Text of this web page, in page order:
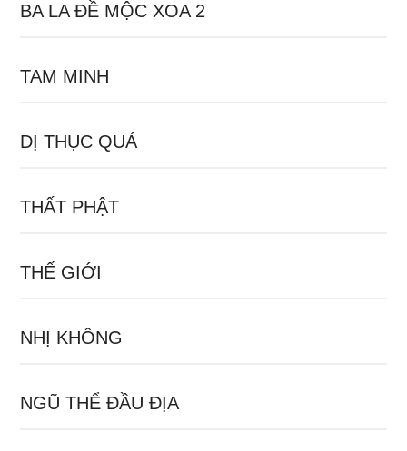
BA LA ĐỀ MỘC XOA 2
TAM MINH
DỊ THỤC QUẢ
THẤT PHẬT
THẾ GIỚI
NHỊ KHÔNG
NGŨ THỂ ĐẦU ĐỊA